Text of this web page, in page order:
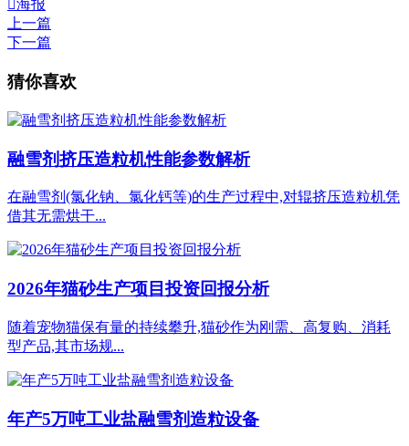
海报
上一篇
下一篇
猜你喜欢
融雪剂挤压造粒机性能参数解析
在融雪剂(氯化钠、氯化钙等)的生产过程中,对辊挤压造粒机凭
借其无需烘干...
2026年猫砂生产项目投资回报分析
随着宠物猫保有量的持续攀升,猫砂作为刚需、高复购、消耗
型产品,其市场规...
年产5万吨工业盐融雪剂造粒设备